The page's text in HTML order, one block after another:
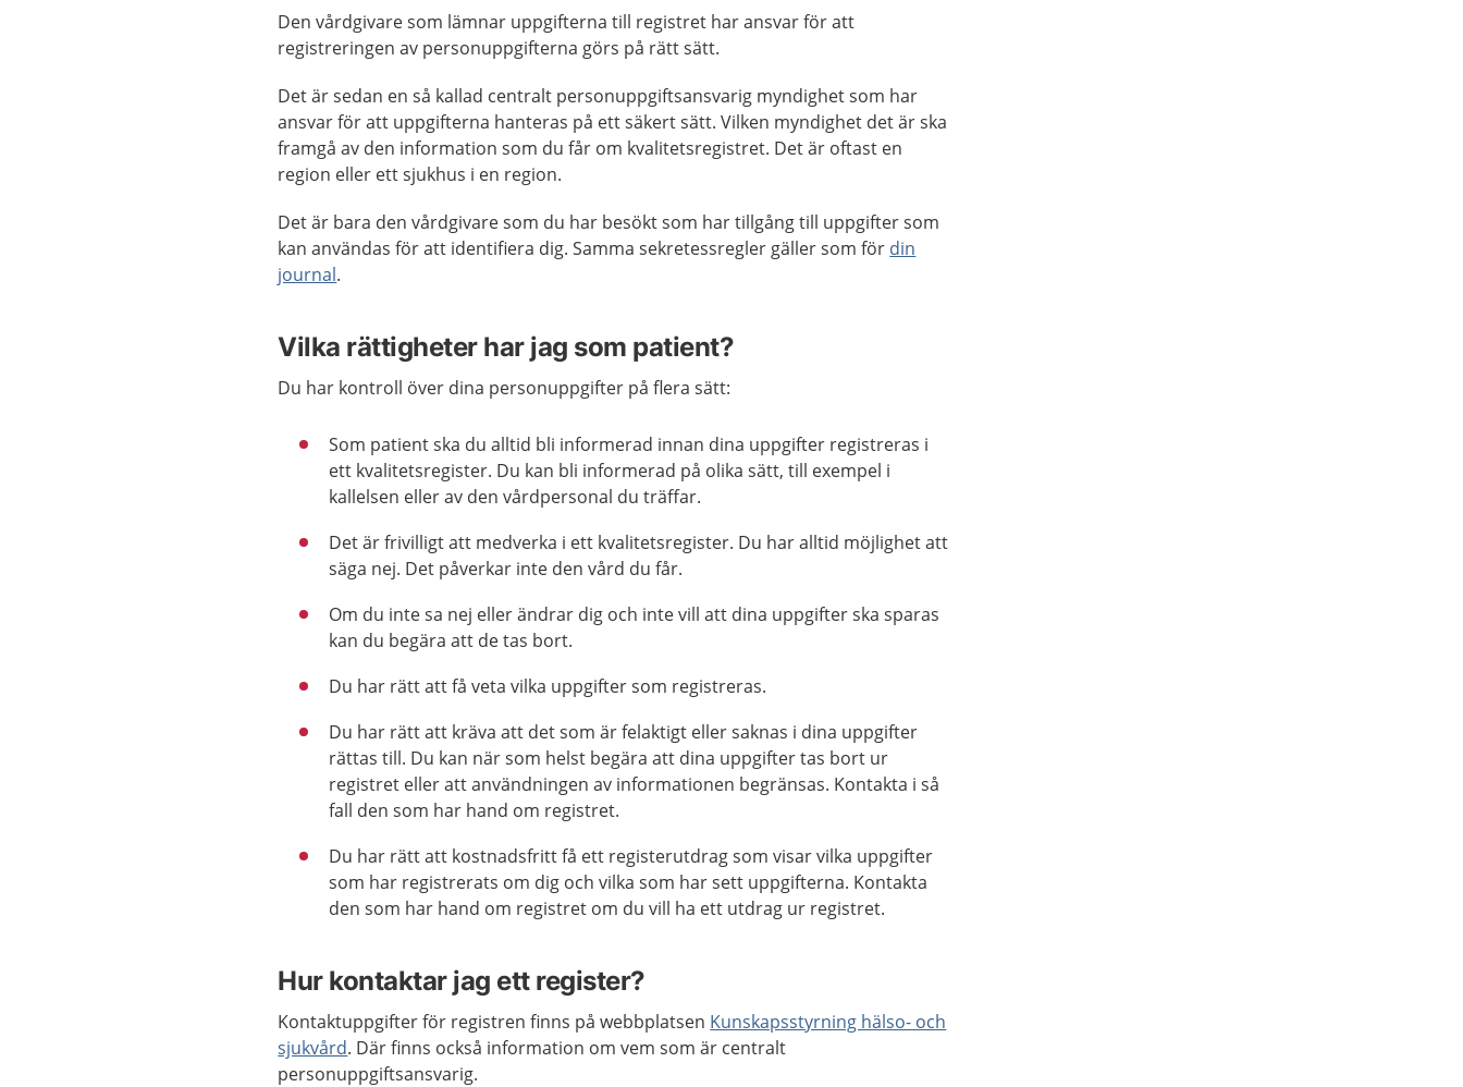
Den vårdgivare som lämnar uppgifterna till registret har ansvar för att
registreringen av personuppgifterna görs på rätt sätt.
Det är sedan en så kallad centralt personuppgiftsansvarig myndighet som har
ansvar för att uppgifterna hanteras på ett säkert sätt. Vilken myndighet det är ska
framgå av den information som du får om kvalitetsregistret. Det är oftast en
region eller ett sjukhus i en region.
Det är bara den vårdgivare som du har besökt som har tillgång till uppgifter som
kan användas för att identifiera dig. Samma sekretessregler gäller som för din
journal.
Vilka rättigheter har jag som patient?
Du har kontroll över dina personuppgifter på flera sätt:
Som patient ska du alltid bli informerad innan dina uppgifter registreras i
ett kvalitetsregister. Du kan bli informerad på olika sätt, till exempel i
kallelsen eller av den vårdpersonal du träffar.
Det är frivilligt att medverka i ett kvalitetsregister. Du har alltid möjlighet att
säga nej. Det påverkar inte den vård du får.
Om du inte sa nej eller ändrar dig och inte vill att dina uppgifter ska sparas
kan du begära att de tas bort.
Du har rätt att få veta vilka uppgifter som registreras.
Du har rätt att kräva att det som är felaktigt eller saknas i dina uppgifter
rättas till. Du kan när som helst begära att dina uppgifter tas bort ur
registret eller att användningen av informationen begränsas. Kontakta i så
fall den som har hand om registret.
Du har rätt att kostnadsfritt få ett registerutdrag som visar vilka uppgifter
som har registrerats om dig och vilka som har sett uppgifterna. Kontakta
den som har hand om registret om du vill ha ett utdrag ur registret.
Hur kontaktar jag ett register?
Kontaktuppgifter för registren finns på webbplatsen Kunskapsstyrning hälso- och
sjukvård. Där finns också information om vem som är centralt
personuppgiftsansvarig.